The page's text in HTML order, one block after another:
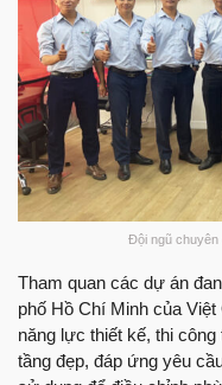
Đội ngũ chuyên
Tham quan các dự án
phố Hồ Chí Minh của
năng lực thiết kế, thi
tầng đẹp, đáp ứng yêu